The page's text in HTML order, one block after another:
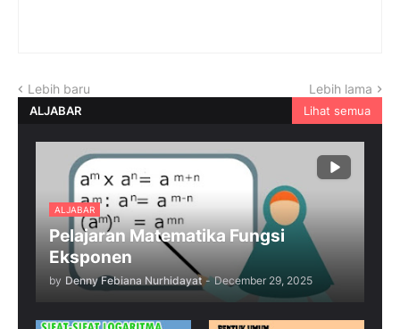
Lebih baru Lebih lama
ALJABAR Lihat semua
ALJABAR
Pelajaran Matematika Fungsi
Eksponen
by Denny Febiana Nurhidayat - December 29, 2025